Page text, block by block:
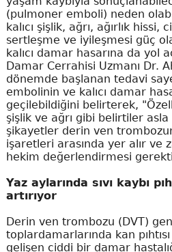
(pulmoner emboli) neden
kalıcı şişlik, ağrı, ağırlık
sertleşme ve iyileşmesi güç
kalıcı damar hasarına da yol
Damar Cerrahisi Uzmanı Dr.
dönemde başlanan tedavi
embolinin ve kalıcı damar
geçilebildiğini belirterek,
şişlik ve ağrı gibi belirtiler
şikayetler derin ven
işaretleri arasında yer alır ve
hekim değerlendirmesi
Yaz aylarında sıvı kaybı
artırıyor
Derin ven trombozu (DVT)
toplardamarlarında kan
gelişen ciddi bir damar